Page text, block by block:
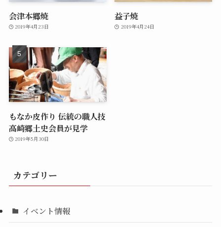
会津本郷焼
2019年4月23日
益子焼
2019年4月24日
もなか皮作り 伝統の職人技
高崎郷土史会員が見学
2019年5月30日
カテゴリー
イベント情報